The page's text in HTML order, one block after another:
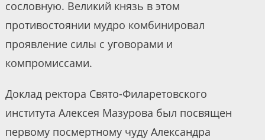
сословную. Великий князь в этом
противостоянии мудро комбинировал
проявление силы с уговорами и
компромиссами.
Доклад ректора Свято-Филаретовского
института Алексея Мазурова был посвящен
первому посмертному чуду Александра